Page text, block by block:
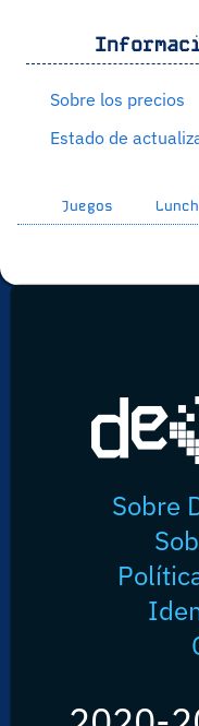
Sobre los precios
Estado de
Juegos
Sobre